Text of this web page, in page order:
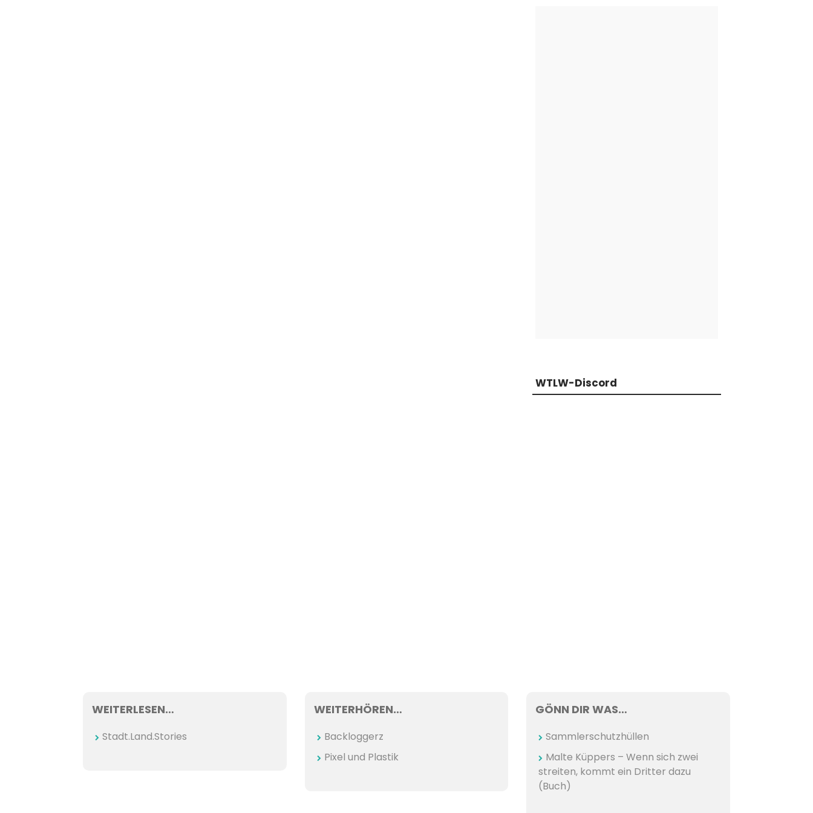
WTLW-Discord
WEITERLESEN…
Stadt.Land.Stories
WEITERHÖREN…
Backloggerz
Pixel und Plastik
GÖNN DIR WAS…
Sammlerschutzhüllen
Malte Küppers – Wenn sich zwei
streiten, kommt ein Dritter dazu
(Buch)